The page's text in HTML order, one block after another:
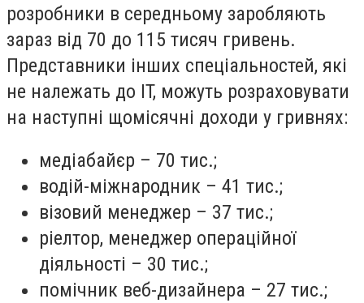
розробники в середньому заробляють
зараз від 70 до 115 тисяч гривень.
Представники інших спеціальностей, які
не належать до IT, можуть розраховувати
на наступні щомісячні доходи у гривнях:
медіабайєр – 70 тис.;
водій-міжнародник – 41 тис.;
візовий менеджер – 37 тис.;
ріелтор, менеджер операційної
діяльності – 30 тис.;
помічник веб-дизайнера – 27 тис.;